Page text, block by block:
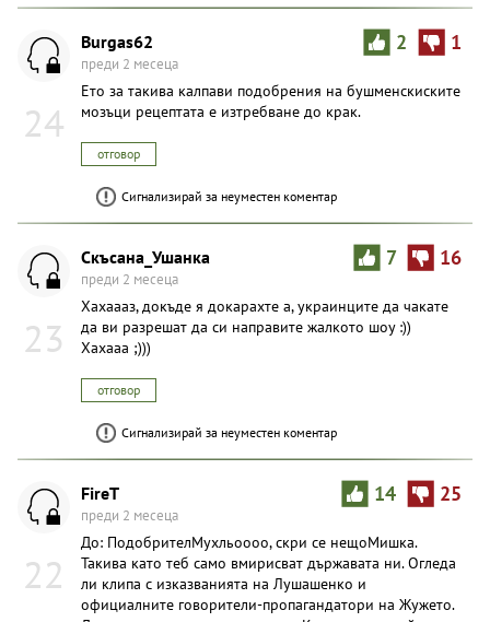
24
2 1
Burgas62
преди 2 месеца
Ето за такива калпави подобрения на бушменскиските
мозъци рецептата е изтребване до крак.
отговор
Сигнализирай за неуместен коментар
23
7 16
Скъсана_Ушанка
преди 2 месеца
Хахаааз, докъде я докарахте а, украинците да чакате
да ви разрешат да си направите жалкото шоу :))
Хахааа ;)))
отговор
Сигнализирай за неуместен коментар
22
14 25
FireT
преди 2 месеца
До: ПодобрителМухльоооо, скри се нещоМишка.
Такива като теб само вмирисват държавата ни. Огледа
ли клипа с изказванията на Лушашенко и
официалните говорители-пропагандатори на Жужето.